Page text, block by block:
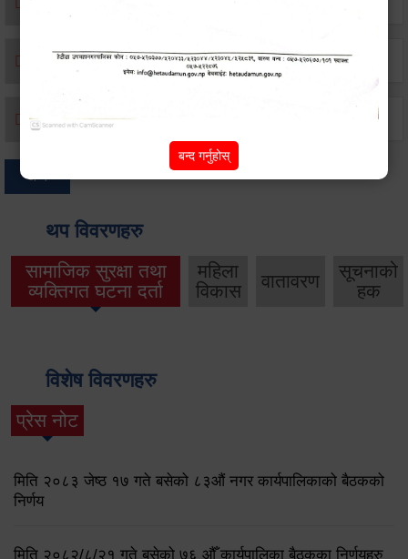
मृत्यू दर्ता
जन्म दर्ता
अन्य
थप विवरणहरु
सामाजिक सुरक्षा तथा
व्यक्तिगत घटना दर्ता
महिला
विकास
वातावरण
सूचनाको
हक
विशेष विवरणहरु
प्रेस नोट
मिति २०८३ जेष्ठ १७ गते बसेको ८३औं नगर कार्यपालिकाको बैठकको
निर्णय
मिति २०८२/८/२१ गते बसेको ७६ औँ कार्यपालिका बैठकका निर्णयहरु
बन्द गर्नुहोस्